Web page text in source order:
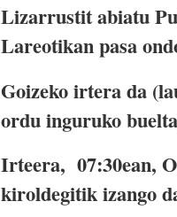
Lizarrustit abiatu
Lareotikan pasa
Goizeko irtera da
ordu inguruko
Irteera, 07:30ean,
kiroldegitik izango